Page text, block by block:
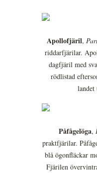
Apollofjäril,
riddarfjärilar.
dagfjäril med
rödlistad
landet
Påfågelöga,
praktfjärilar.
blå ögonfläckar
Fjärilen